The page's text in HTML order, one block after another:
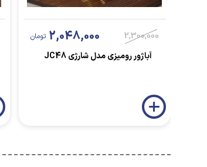
2,300,000
2,048,000 تومان
آباژور رومیزی مدل شارژی JC48